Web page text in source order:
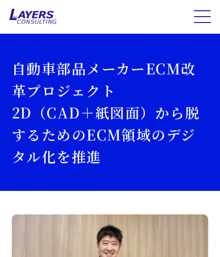
自動車部品メーカーECM改
革プロジェクト
2D（CAD＋紙図面）から脱
するためのECM領域のデジ
タル化を推進